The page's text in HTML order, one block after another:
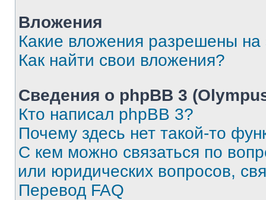
Вложения
Какие вложения разрешены
Как найти свои вложения?
Сведения о phpBB 3
Кто написал phpBB 3?
Почему здесь нет такой-то
С кем можно связаться по
или юридических вопросов,
Перевод FAQ